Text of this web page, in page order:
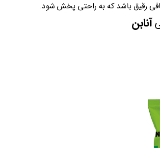
کافی رقیق باشد که به راحتی پخش شود.
آنابن